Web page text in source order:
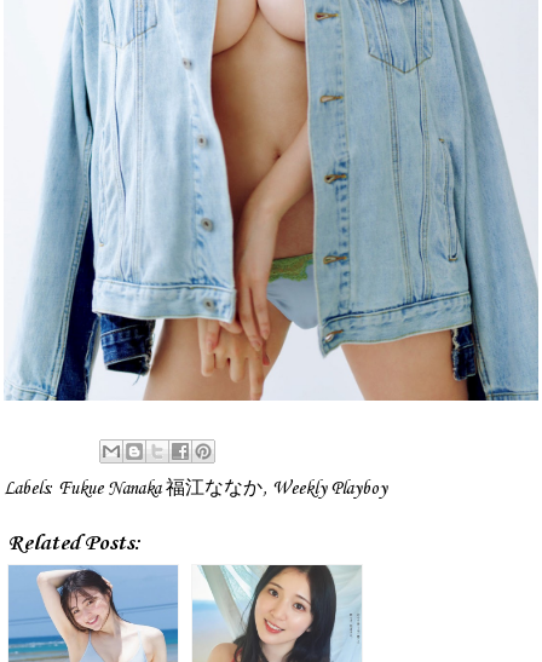
Labels: Fukue Nanaka 福江ななか, Weekly Playboy
Related Posts: